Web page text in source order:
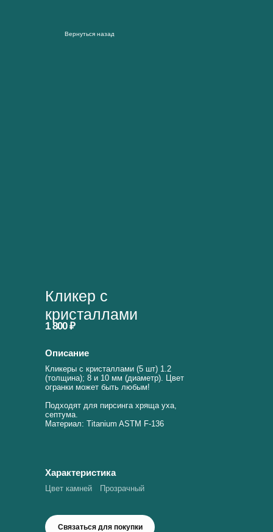
Вернуться назад
Связаться для покупки
Кликер с
кристаллами
Описание
Характеристика
Кликеры с кристаллами (5 шт) 1.2
(толщина); 8 и 10 мм (диаметр). Цвет
огранки может быть любым!
Подходят для пирсинга хряща уха,
септума.
Материал: Titanium ASTM F-136
Прозрачный
Цвет камней
1 800 ₽